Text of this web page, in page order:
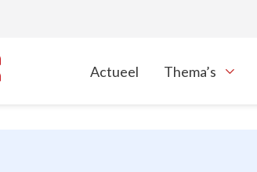
Actueel Thema’s
Toon